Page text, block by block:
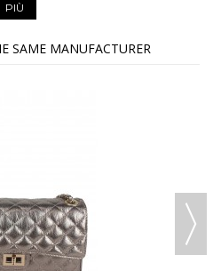
PIÙ
SAME MANUFACTURER